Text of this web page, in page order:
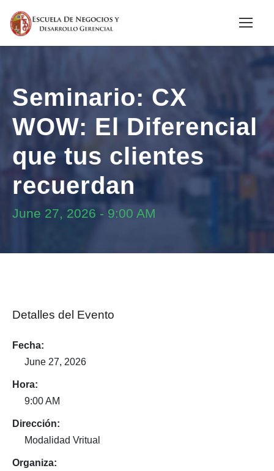
Seminario: CX
WOW: El Diferencial
que tus clientes
recuerdan
June 27, 2026 - 9:00 AM
Detalles del Evento
Fecha:
June 27, 2026
Hora:
9:00 AM
Dirección:
Modalidad Vritual
Organiza: